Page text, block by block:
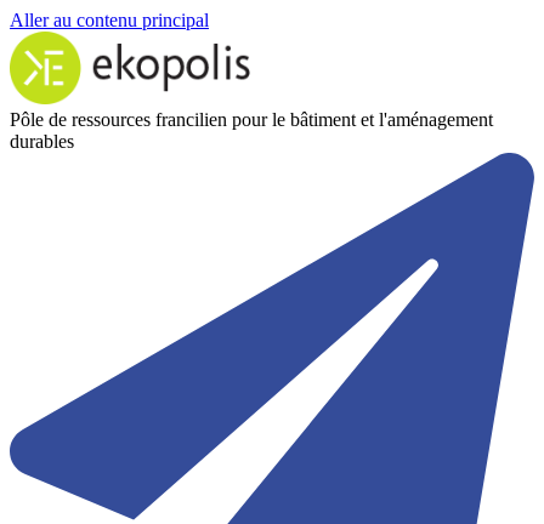
Aller au contenu principal
Pôle de ressources francilien pour le bâtiment et l'aménagement
durables